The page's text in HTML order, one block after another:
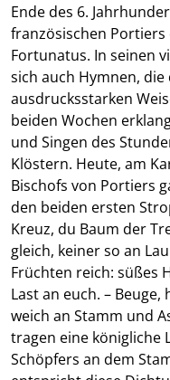
Ende des 6.
französischen
Fortunatus. In seinen
sich auch Hymnen,
ausdrucksstarken
beiden Wochen
und Singen des
Klöstern. Heute, am
Bischofs von Portiers
den beiden ersten
Kreuz, du Baum der
gleich, keiner so an
Früchten reich: süßes
Last an euch. –
weich an Stamm und
tragen eine königliche
Schöpfers an dem